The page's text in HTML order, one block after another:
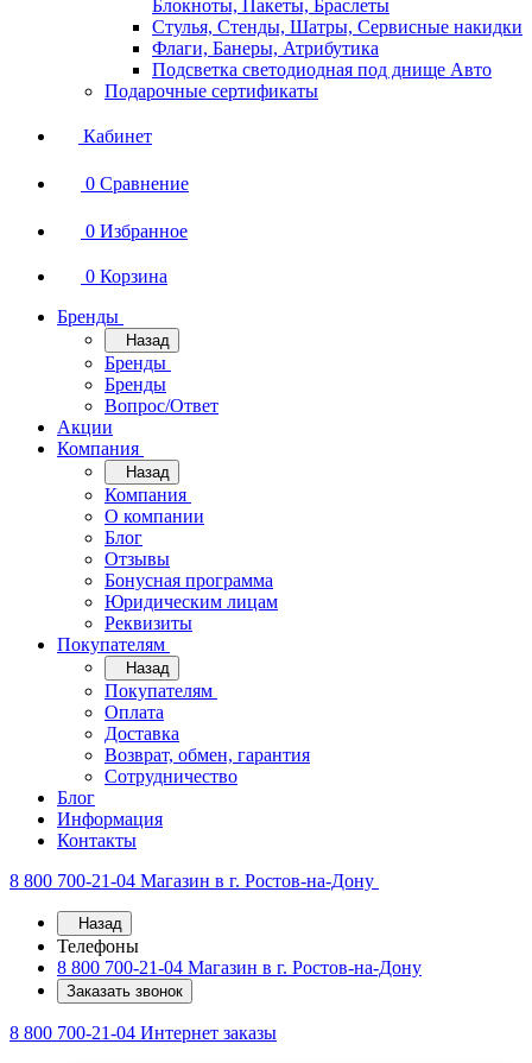
Блокноты, Пакеты, Браслеты
Стулья, Стенды, Шатры, Сервисные накидки
Флаги, Банеры, Атрибутика
Подсветка светодиодная под днище Авто
Подарочные сертификаты
Кабинет
0 Сравнение
0 Избранное
0 Корзина
Бренды
Назад
Бренды
Бренды
Вопрос/Ответ
Акции
Компания
Назад
Компания
О компании
Блог
Отзывы
Бонусная программа
Юридическим лицам
Реквизиты
Покупателям
Назад
Покупателям
Оплата
Доставка
Возврат, обмен, гарантия
Сотрудничество
Блог
Информация
Контакты
8 800 700-21-04 Магазин в г. Ростов-на-Дону
Назад
Телефоны
8 800 700-21-04 Магазин в г. Ростов-на-Дону
Заказать звонок
8 800 700-21-04 Интернет заказы